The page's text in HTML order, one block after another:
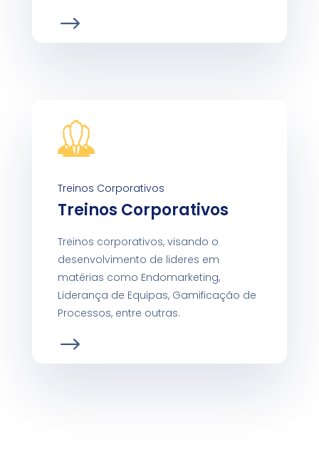
Treinos Corporativos
Treinos Corporativos
Treinos corporativos, visando o
desenvolvimento de lideres em
matérias como Endomarketing,
Liderança de Equipas, Gamificação de
Processos, entre outras.